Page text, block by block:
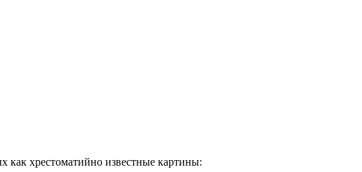
как хрестоматийно известные картины: